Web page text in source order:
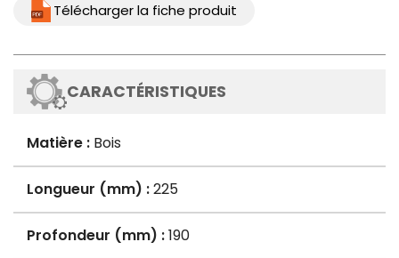
Télécharger la fiche produit
CARACTÉRISTIQUES
Matière : Bois
Longueur (mm) :225
Profondeur (mm) :190